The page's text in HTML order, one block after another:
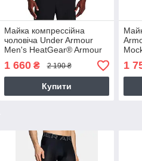
Майка компрессійна
чоловіча Under Armour
Men's HeatGear® Armour
Sleeveless Shirt (1361522-
090)
1 660₴ 2 190 ₴
Купити
1